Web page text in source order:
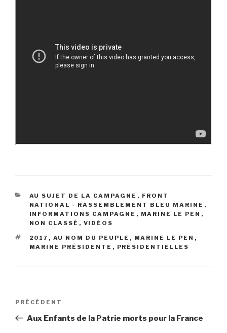
CATÉGORIES
AU SUJET DE LA CAMPAGNE , FRONT
NATIONAL - RASSEMBLEMENT BLEU MARINE ,
INFORMATIONS CAMPAGNE , MARINE LE PEN ,
NON CLASSÉ , VIDÉOS
ÉTIQUETTES
2017 , AU NOM DU PEUPLE , MARINE LE PEN ,
MARINE PRÉSIDENTE , PRÉSIDENTIELLES
Navigation
Article
précédent
PRÉCÉDENT
Aux Enfants de la Patrie morts pour la France